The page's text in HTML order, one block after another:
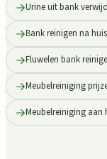
Urine uit bank
Bank reinigen na
Fluwelen bank
Meubelreiniging
Meubelreiniging aan